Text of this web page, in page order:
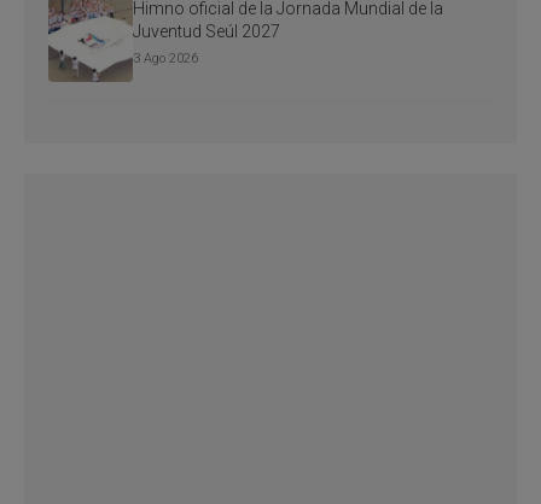
Himno oficial de la Jornada Mundial de la
Juventud Seúl 2027
3 Ago 2026